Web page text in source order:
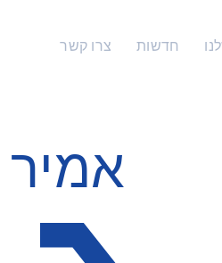
חדשות צרו קשר
אמיר